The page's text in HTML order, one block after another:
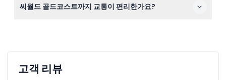
고, 니켈로디언 랜드를 탐험하며, 돌고래, 바다사자, 펭귄,
씨월드 골드코스트까지 교통이 편리한가요?
고객 리뷰